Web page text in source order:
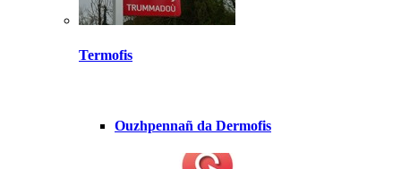
Termofis
Ouzhpennañ da Dermofis